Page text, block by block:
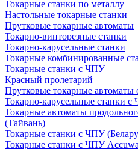
Токарные станки по металлу
Настольные токарные станки
Прутковые токарные автоматы
Токарно-винторезные станки
Токарно-карусельные станки
Токарные комбинированные
Токарные станки с ЧПУ
Красный пролетарий
Прутковые токарные
Токарно-карусельные станки
Токарные автоматы
(Тайвань)
Токарные станки с ЧПУ
Токарные станки с ЧПУ